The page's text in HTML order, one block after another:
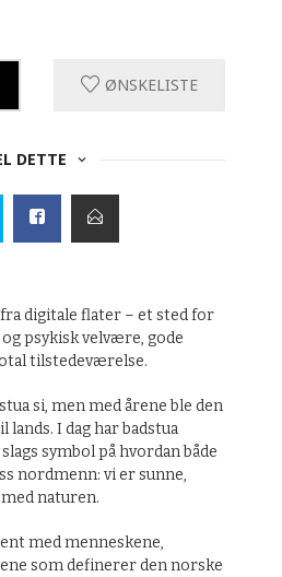
ØNSKELISTE
DETTE
digitale flater – et sted for
psykisk velvære, gode
tilstedeværelse.
si, men med årene ble den
I dag har badstua
symbol på hvordan både
nordmenn: vi er sunne,
naturen.
med menneskene,
som definerer den norske